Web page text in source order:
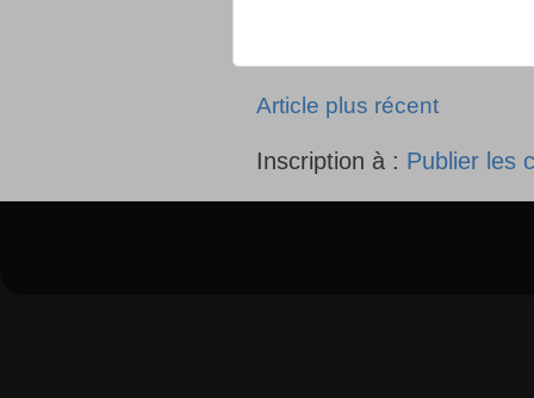
Article plus récent
Inscription à : Publier les